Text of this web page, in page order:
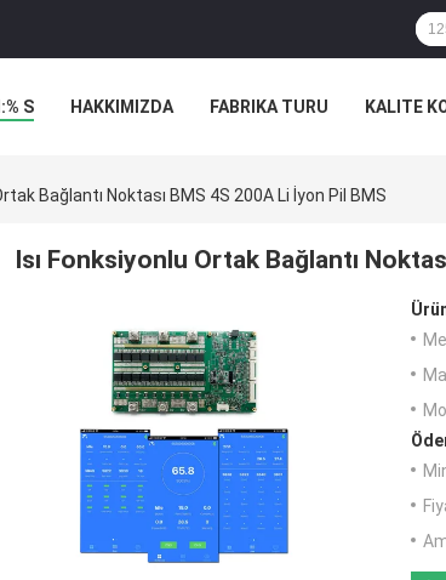
S HAKKIMIZDA FABRIKA TURU KALITE
Bağlantı Noktası BMS 4S 200A Li İyon Pil BMS
Isı Fonksiyonlu Ortak Bağlantı